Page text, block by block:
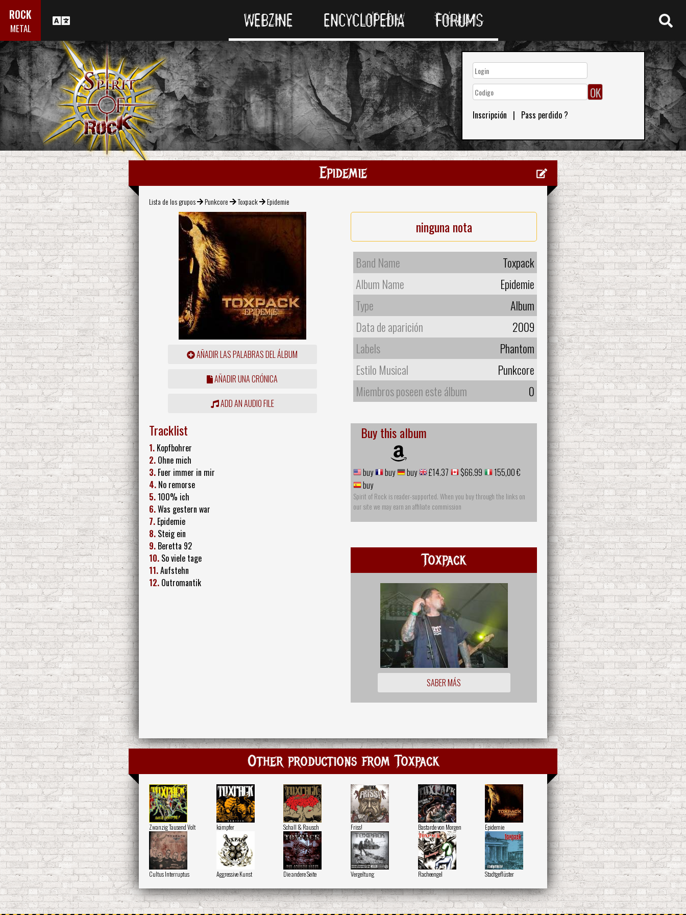
ROCK
METAL WEBZINE ENCYCLOPEDIA FORUMS
Inscripción | Pass perdido ?
Epidemie
Lista de los grupos Punkcore Toxpack Epidemie
AÑADIR LAS PALABRAS DEL ÁLBUM
AÑADIR UNA CRÓNICA
ADD AN AUDIO FILE
ninguna nota
Band Name
Toxpack
Album Name
Epidemie
Type
Album
Data de aparición
2009
Labels
Phantom
Estilo Musical
Punkcore
Miembros poseen este álbum
0
Tracklist
1. Kopfbohrer
2. Ohne mich
3. Fuer immer in mir
4. No remorse
5.100% ich
6.Was gestern war
7. Epidemie
8. Steig ein
9. Beretta 92
10. So viele tage
11.Aufstehn
12. Outromantik
Buy this album
buy buy buy £14.37 $66.99
155,00 €
buy
Spirit of Rock is reader-supported. When you buy through the links on
our site we may earn an affiliate commission
Toxpack
SABER MÁS
Other productions from Toxpack
Zwanzig Tausend Volt kämpfer Schall & Rausch Friss! Bastarde von Morgen Epidemie
Cultus Interruptus Aggressive Kunst Die andere Seite Vergeltung Racheengel Stadtgeflüster